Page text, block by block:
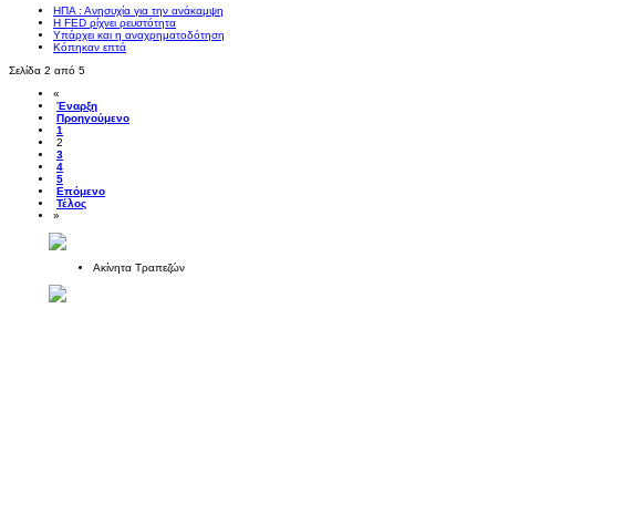
ΗΠΑ : Ανησυχία για την ανάκαμψη
Η FED ρίχνει ρευστότητα
Υπάρχει και η αναχρηματοδότηση
Κόπηκαν επτά
Σελίδα 2 από 5
«
Έναρξη
Προηγούμενο
1
2
3
4
5
Επόμενο
Τέλος
»
Ακίνητα Τραπεζών